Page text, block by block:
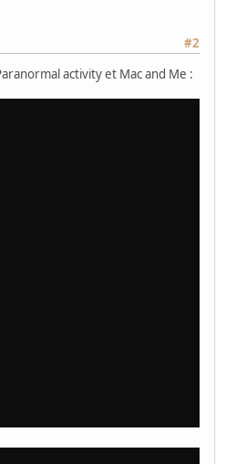
#2
activity et Mac and Me :